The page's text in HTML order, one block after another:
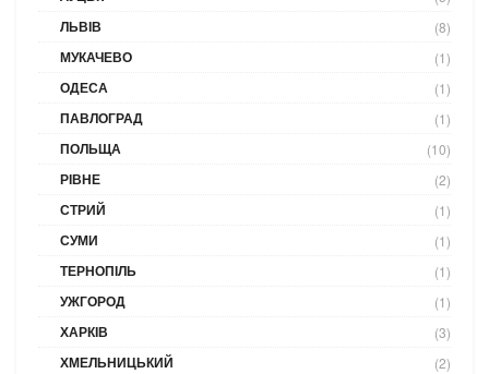
ЛЬВІВ (8)
МУКАЧЕВО (1)
ОДЕСА (1)
ПАВЛОГРАД (1)
ПОЛЬЩА (10)
РІВНЕ (2)
СТРИЙ (1)
СУМИ (1)
ТЕРНОПІЛЬ (1)
УЖГОРОД (1)
ХАРКІВ (3)
ХМЕЛЬНИЦЬКИЙ (2)